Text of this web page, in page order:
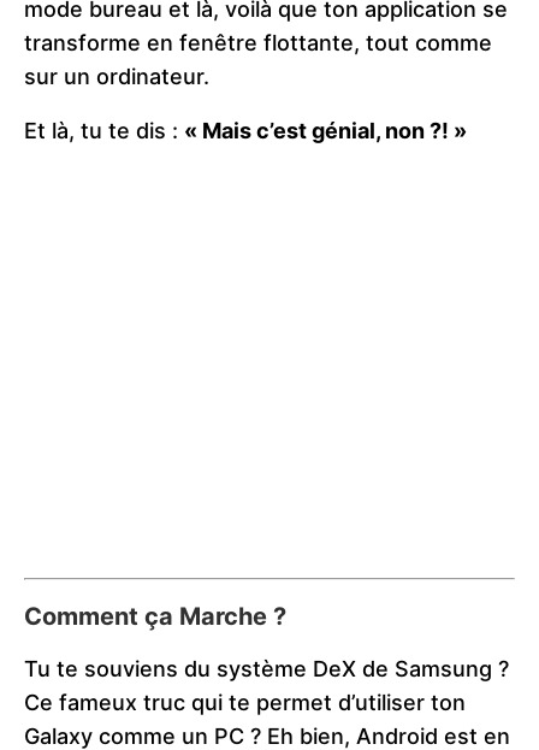
mode bureau et là, voilà que ton application se
transforme en fenêtre flottante, tout comme
sur un ordinateur.
Et là, tu te dis : « Mais c’est génial, non ?! »
Comment ça Marche ?
Tu te souviens du système DeX de Samsung ?
Ce fameux truc qui te permet d’utiliser ton
Galaxy comme un PC ? Eh bien, Android est en